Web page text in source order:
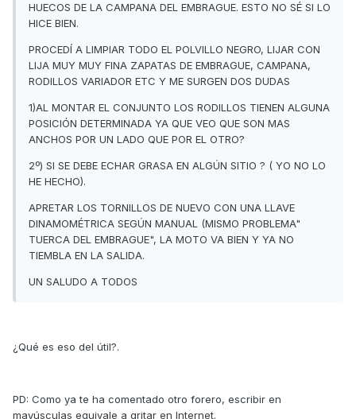
HUECOS DE LA CAMPANA DEL EMBRAGUE. ESTO NO SÉ SI LO
HICE BIEN.
PROCEDÍ A LIMPIAR TODO EL POLVILLO NEGRO, LIJAR CON
LIJA MUY MUY FINA ZAPATAS DE EMBRAGUE, CAMPANA,
RODILLOS VARIADOR ETC Y ME SURGEN DOS DUDAS
1)AL MONTAR EL CONJUNTO LOS RODILLOS TIENEN ALGUNA
POSICIÓN DETERMINADA YA QUE VEO QUE SON MAS
ANCHOS POR UN LADO QUE POR EL OTRO?
2º) SI SE DEBE ECHAR GRASA EN ALGÚN SITIO ? ( YO NO LO
HE HECHO).
APRETAR LOS TORNILLOS DE NUEVO CON UNA LLAVE
DINAMOMÉTRICA SEGÚN MANUAL (MISMO PROBLEMA"
TUERCA DEL EMBRAGUE", LA MOTO VA BIEN Y YA NO
TIEMBLA EN LA SALIDA.
UN SALUDO A TODOS
¿Qué es eso del útil?.
PD: Como ya te ha comentado otro forero, escribir en
mayúsculas equivale a gritar en Internet.